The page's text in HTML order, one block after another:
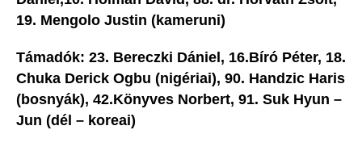
19. Mengolo Justin (kameruni)
Támadók: 23. Bereczki Dániel, 16.Bíró Péter, 18.
Chuka Derick Ogbu (nigériai), 90. Handzic Haris
(bosnyák), 42.Könyves Norbert, 91. Suk Hyun –
Jun (dél – koreai)